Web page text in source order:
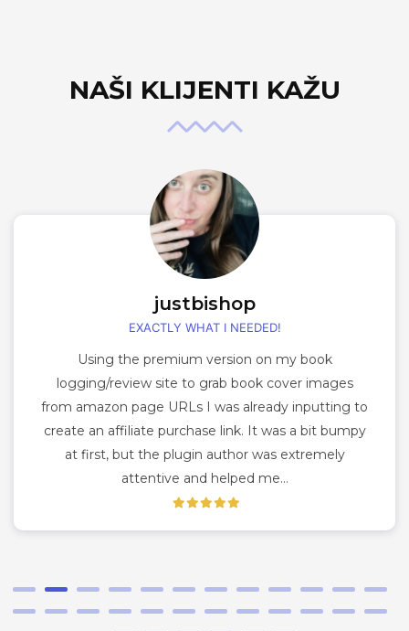
NAŠI KLIJENTI KAŽU
justbishop
EXACTLY WHAT I NEEDED!
Using the premium version on my book
logging/review site to grab book cover images
from amazon page URLs I was already inputting to
create an affiliate purchase link. It was a bit bumpy
at first, but the plugin author was extremely
attentive and helped me…